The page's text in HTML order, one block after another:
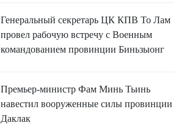
Генеральный секретарь ЦК КПВ То Лам
провел рабочую встречу с Военным
командованием провинции Биньзыонг
Премьер-министр Фам Минь Тьинь
навестил вооруженные силы провинции
Даклак